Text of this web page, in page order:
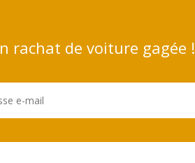
rachat de voiture gagée !